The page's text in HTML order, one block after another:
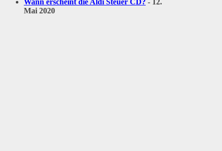
Wann erscheint die Aldi Steuer CD? - 12.
Mai 2020